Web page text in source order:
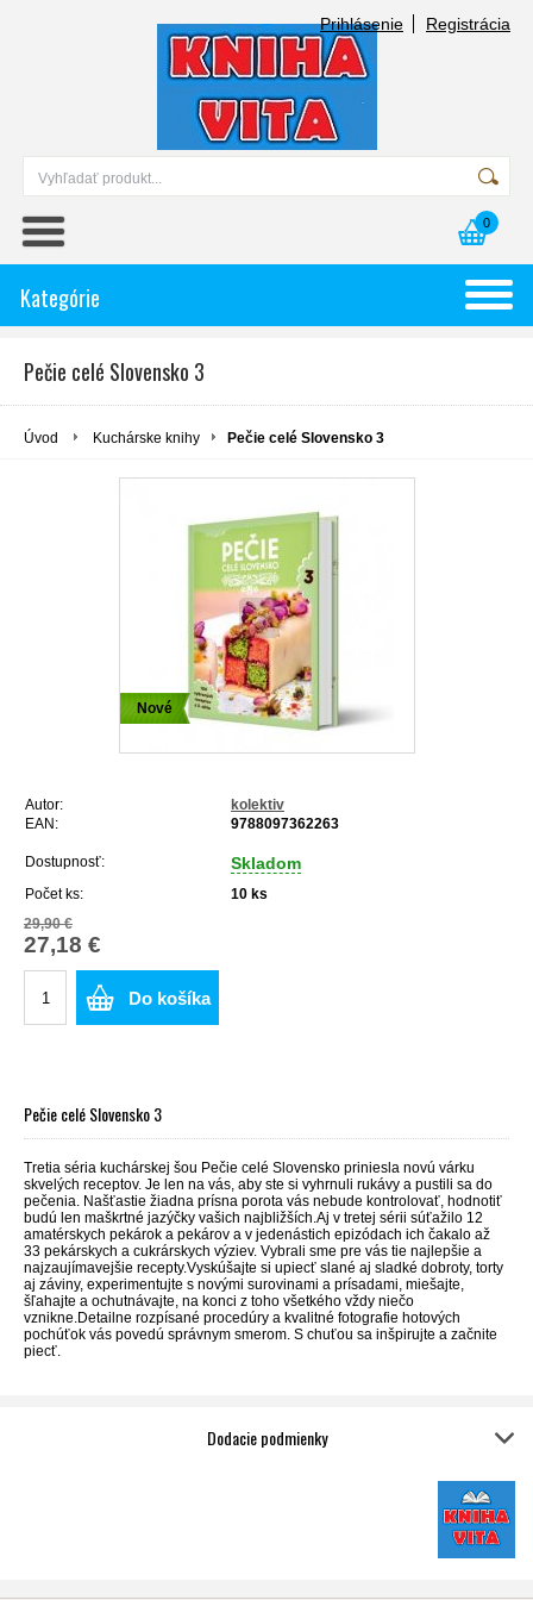
Prihlásenie Registrácia
0
Kategórie
Pečie celé Slovensko 3
Úvod Kuchárske knihy Pečie celé Slovensko 3
Nové
Autor:
kolektiv
EAN:
9788097362263
Dostupnosť: Skladom
Počet ks: 10 ks
29,90 €
27,18 €
Do košíka
Pečie celé Slovensko 3
Tretia séria kuchárskej šou Pečie celé Slovensko priniesla novú várku
skvelých receptov. Je len na vás, aby ste si vyhrnuli rukávy a pustili sa do
pečenia. Našťastie žiadna prísna porota vás nebude kontrolovať, hodnotiť
budú len maškrtné jazýčky vašich najbližších.Aj v tretej sérii súťažilo 12
amatérskych pekárok a pekárov a v jedenástich epizódach ich čakalo až
33 pekárskych a cukrárskych výziev. Vybrali sme pre vás tie najlepšie a
najzaujímavejšie recepty.Vyskúšajte si upiecť slané aj sladké dobroty, torty
aj záviny, experimentujte s novými surovinami a prísadami, miešajte,
šľahajte a ochutnávajte, na konci z toho všetkého vždy niečo
vznikne.Detailne rozpísané procedúry a kvalitné fotografie hotových
pochúťok vás povedú správnym smerom. S chuťou sa inšpirujte a začnite
piecť.
Dodacie podmienky